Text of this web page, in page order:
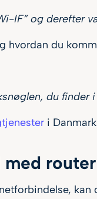
IF” og
hvordan du
du finder
i Danmark
med router